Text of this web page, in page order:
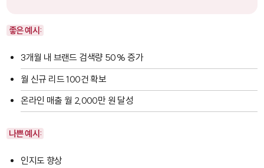
좋은 예시:
3개월 내 브랜드 검색량 50% 증가
월 신규 리드 100건 확보
온라인 매출 월 2,000만 원 달성
나쁜 예시:
인지도 향상